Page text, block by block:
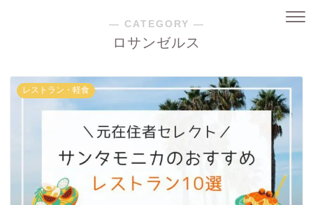
― CATEGORY ―
ロサンゼルス
レストラン・軽食